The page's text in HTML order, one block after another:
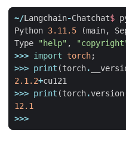
~/Langchain-Chatchat$
Python 3.11.5 (main,
Type
"help" ,
>>> import torch;
>>> print (torch.
2.1.2+cu121
>>> print (torch.version
12.1
>>>